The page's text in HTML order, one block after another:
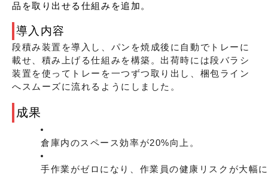
品を取り出せる仕組みを追加。
導入内容
段積み装置を導入し、パンを焼成後に自動でトレーに
載せ、積み上げる仕組みを構築。出荷時には段バラシ
装置を使ってトレーを一つずつ取り出し、梱包ライン
へスムーズに流れるようにしました。
成果
倉庫内のスペース効率が20%向上。
手作業がゼロになり、作業員の健康リスクが大幅